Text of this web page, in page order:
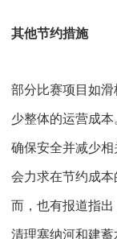
其他节约措施
部分比赛项目如
少整体的运营成
确保安全并减少
会力求在节约成
而，也有报道指
清理塞纳河和建